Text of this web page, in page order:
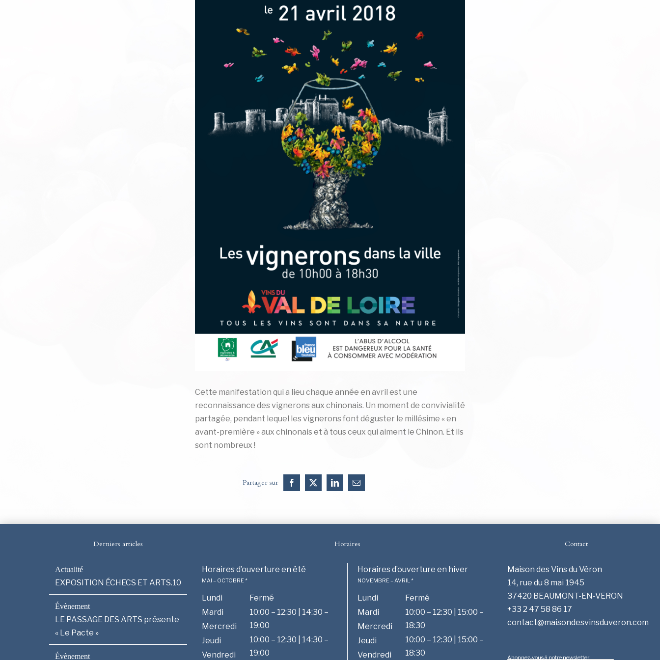
Cette manifestation qui a lieu chaque année en avril est une
reconnaissance des vignerons aux chinonais. Un moment de convivialité
partagée, pendant lequel les vignerons font déguster le millésime « en
avant-première » aux chinonais et à tous ceux qui aiment le Chinon. Et ils
sont nombreux !
Partager sur Facebook
X LinkedInEmail
Derniers articles
EXPOSITION ÉCHECS ET ARTS.10
LE PASSAGE DES ARTS présente
« Le Pacte »
Horaires
Horaires d’ouverture en été
MAI – OCTOBRE *
Lundi
Mardi
Mercredi
Jeudi
Vendredi
Fermé
10:00 – 12:30 | 14:30 –
19:00
10:00 – 12:30 | 14:30 –
19:00
Horaires d’ouverture en hiver
NOVEMBRE – AVRIL *
Lundi
Mardi
Mercredi
Jeudi
Vendredi
Fermé
10:00 – 12:30 | 15:00 –
18:30
10:00 – 12:30 | 15:00 –
18:30
Contact
Maison des Vins du Véron
14, rue du 8 mai 1945
37420 BEAUMONT-EN-VERON
+33 2 47 58 86 17
contact@maisondesvinsduveron.com
Abonnez-vous à notre newsletter